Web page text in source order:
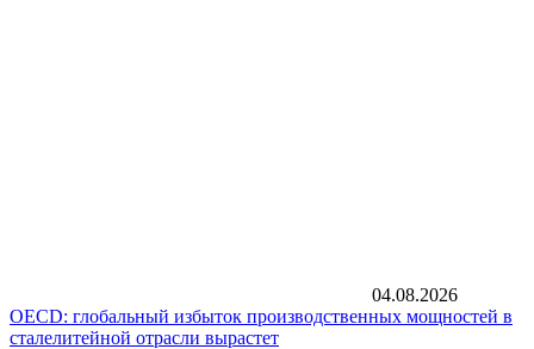
04.08.2026
OECD: глобальный избыток производственных мощностей в
сталелитейной отрасли вырастет